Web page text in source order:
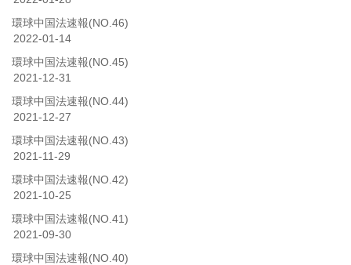
環球中国法速報(NO.46)
2022-01-14
環球中国法速報(NO.45)
2021-12-31
環球中国法速報(NO.44)
2021-12-27
環球中国法速報(NO.43)
2021-11-29
環球中国法速報(NO.42)
2021-10-25
環球中国法速報(NO.41)
2021-09-30
環球中国法速報(NO.40)